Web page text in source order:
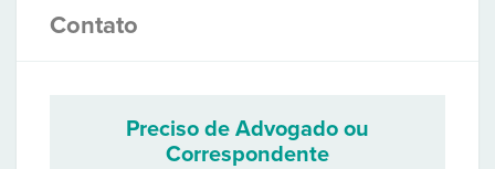
Contato
Preciso de Advogado ou
Correspondente